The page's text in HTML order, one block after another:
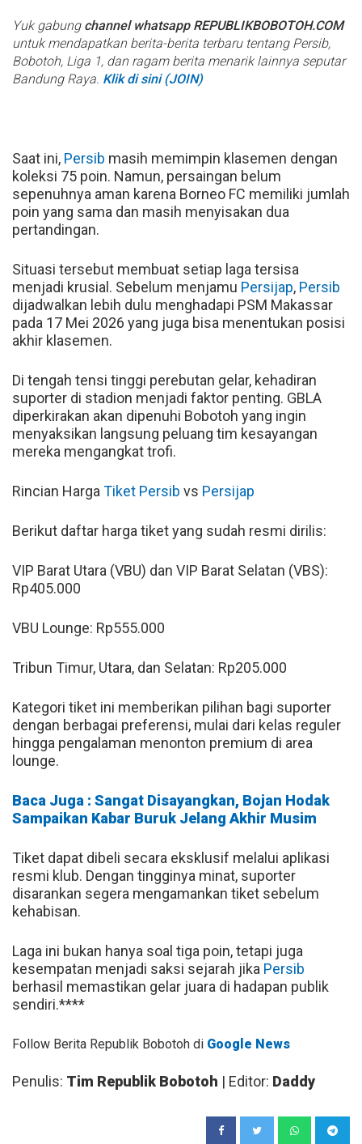
Yuk gabung channel whatsapp REPUBLIKBOBOTOH.COM
untuk mendapatkan berita-berita terbaru tentang Persib,
Bobotoh, Liga 1, dan ragam berita menarik lainnya seputar
Bandung Raya. Klik di sini (JOIN)
Saat ini, Persib masih memimpin klasemen dengan
koleksi 75 poin. Namun, persaingan belum
sepenuhnya aman karena Borneo FC memiliki jumlah
poin yang sama dan masih menyisakan dua
pertandingan.
Situasi tersebut membuat setiap laga tersisa
menjadi krusial. Sebelum menjamu Persijap, Persib
dijadwalkan lebih dulu menghadapi PSM Makassar
pada 17 Mei 2026 yang juga bisa menentukan posisi
akhir klasemen.
Di tengah tensi tinggi perebutan gelar, kehadiran
suporter di stadion menjadi faktor penting. GBLA
diperkirakan akan dipenuhi Bobotoh yang ingin
menyaksikan langsung peluang tim kesayangan
mereka mengangkat trofi.
Rincian Harga Tiket Persib vs Persijap
Berikut daftar harga tiket yang sudah resmi dirilis:
VIP Barat Utara (VBU) dan VIP Barat Selatan (VBS):
Rp405.000
VBU Lounge: Rp555.000
Tribun Timur, Utara, dan Selatan: Rp205.000
Kategori tiket ini memberikan pilihan bagi suporter
dengan berbagai preferensi, mulai dari kelas reguler
hingga pengalaman menonton premium di area
lounge.
Baca Juga : Sangat Disayangkan, Bojan Hodak
Sampaikan Kabar Buruk Jelang Akhir Musim
Tiket dapat dibeli secara eksklusif melalui aplikasi
resmi klub. Dengan tingginya minat, suporter
disarankan segera mengamankan tiket sebelum
kehabisan.
Laga ini bukan hanya soal tiga poin, tetapi juga
kesempatan menjadi saksi sejarah jika Persib
berhasil memastikan gelar juara di hadapan publik
sendiri.****
Follow Berita Republik Bobotoh di Google News
Penulis: Tim Republik Bobotoh | Editor: Daddy